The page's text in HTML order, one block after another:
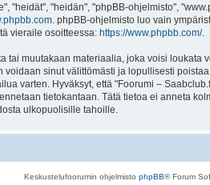
"heidät", "heidän", "phpBB-ohjelmisto",
. phpBB-ohjelmisto luo vain
vieraile osoitteessa: https://www.phpbb.com/.
muutakaan materiaalia, joka voisi
sinut välittömästi ja lopullisesti
varten. Hyväksyt, että "Foorumi –
tietokantaan. Tätä tietoa ei anneta
ulkopuolisille tahoille.
Keskustelufoorumin ohjelmisto phpBB® Forum